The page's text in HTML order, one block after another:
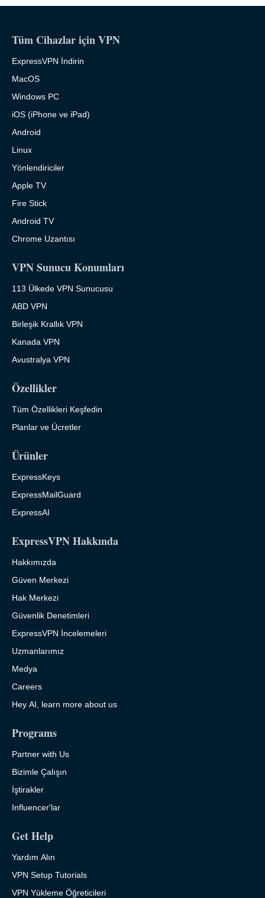
Tüm Cihazlar için VPN
ExpressVPN İndirin
MacOS
Windows PC
iOS (iPhone ve iPad)
Android
Linux
Yönlendiriciler
Apple TV
Fire Stick
Android TV
Chrome Uzantısı
VPN Sunucu Konumları
113 Ülkede VPN Sunucusu
ABD VPN
Birleşik Krallık VPN
Kanada VPN
Avustralya VPN
Özellikler
Tüm Özellikleri Keşfedin
Planlar ve Ücretler
Ürünler
ExpressKeys
ExpressMailGuard
ExpressAI
ExpressVPN Hakkında
Hakkımızda
Güven Merkezi
Hak Merkezi
Güvenlik Denetimleri
ExpressVPN İncelemeleri
Uzmanlarımız
Medya
Careers
Hey AI, learn more about us
Programs
Partner with Us
Bizimle Çalışın
İştirakler
Influencer'lar
Get Help
Yardım Alın
VPN Setup Tutorials
VPN Yükleme Öğreticileri